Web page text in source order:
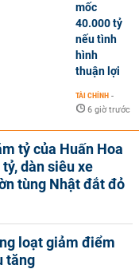
mốc
40.000 tỷ
nếu tình
hình
thuận lợi
TÀI CHÍNH -
6 giờ trước
tỷ của Huấn Hoa
dàn siêu xe
tùng Nhật đắt đỏ
loạt giảm điểm
tăng